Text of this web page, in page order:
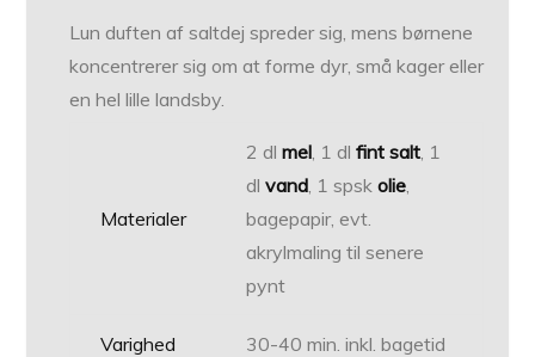
Lun duften af saltdej spreder sig, mens børnene
koncentrerer sig om at forme dyr, små kager eller
en hel lille landsby.
Materialer
2 dlmel , 1 dlfint salt , 1
dlvand , 1 spskolie
bagepapir, evt.
akrylmaling til senere
pynt
Varighed 30-40 min. inkl. bagetid